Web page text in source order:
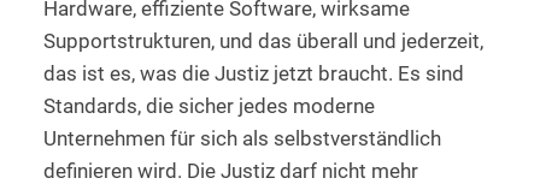
Hardware, effiziente Software, wirksame
Supportstrukturen, und das überall und jederzeit,
das ist es, was die Justiz jetzt braucht. Es sind
Standards, die sicher jedes moderne
Unternehmen für sich als selbstverständlich
definieren wird. Die Justiz darf nicht mehr